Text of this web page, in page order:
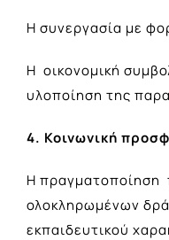
Η συνεργασία με
Η οικονομική
υλοποίηση της
4. Κοινωνική
Η πραγματοποίηση
ολοκληρωμένων
εκπαιδευτικού